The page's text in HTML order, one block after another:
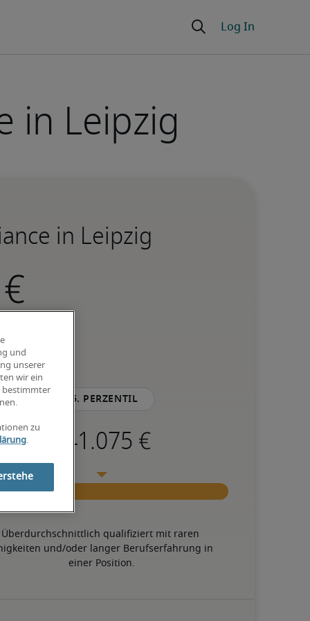
in Leipzig
in Leipzig
75. Perzentil
Überdurchschnittlich qualifiziert mit raren
und/oder langer Berufserfahrung in
einer Position.
und
unserer
wir ein
bestimmter
zu
.